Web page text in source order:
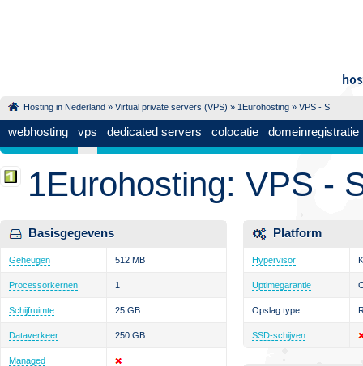
Hosting in Nederland » Virtual private servers (VPS) » 1Eurohosting » VPS - S
webhosting vps dedicated servers colocatie domeinregistratie
1Eurohosting: VPS -
Basisgegevens
Geheugen 512 MB
Processorkernen 1
Schijfruimte 25 GB
Dataverkeer 250 GB
Managed
Platform
Hypervisor
Uptimegarantie
Opslag type
SSD-schijven